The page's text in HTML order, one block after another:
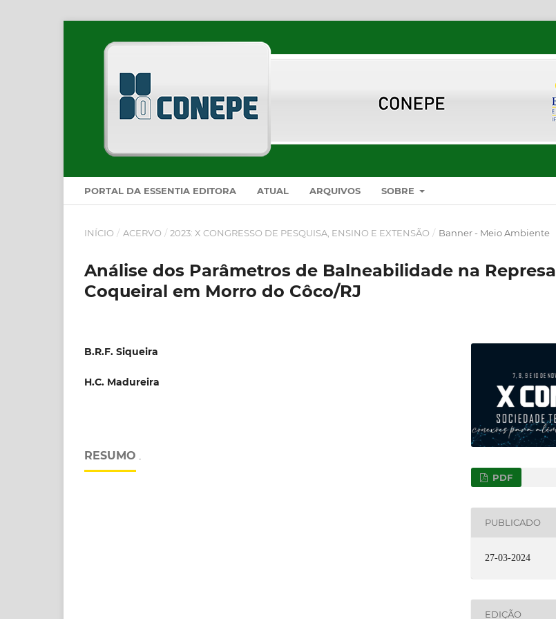
PORTAL DA ESSENTIA EDITORA ATUAL ARQUIVOS SOBRE
INÍCIO / ACERVO / 2023: X CONGRESSO DE PESQUISA, ENSINO E EXTENSÃO / Banner - Meio Ambiente
Análise dos Parâmetros de Balneabilidade na Represa
Coqueiral em Morro do Côco/RJ
B.R.F. Siqueira
H.C. Madureira
RESUMO
PDF
PUBLICADO
27-03-2024
EDIÇÃO